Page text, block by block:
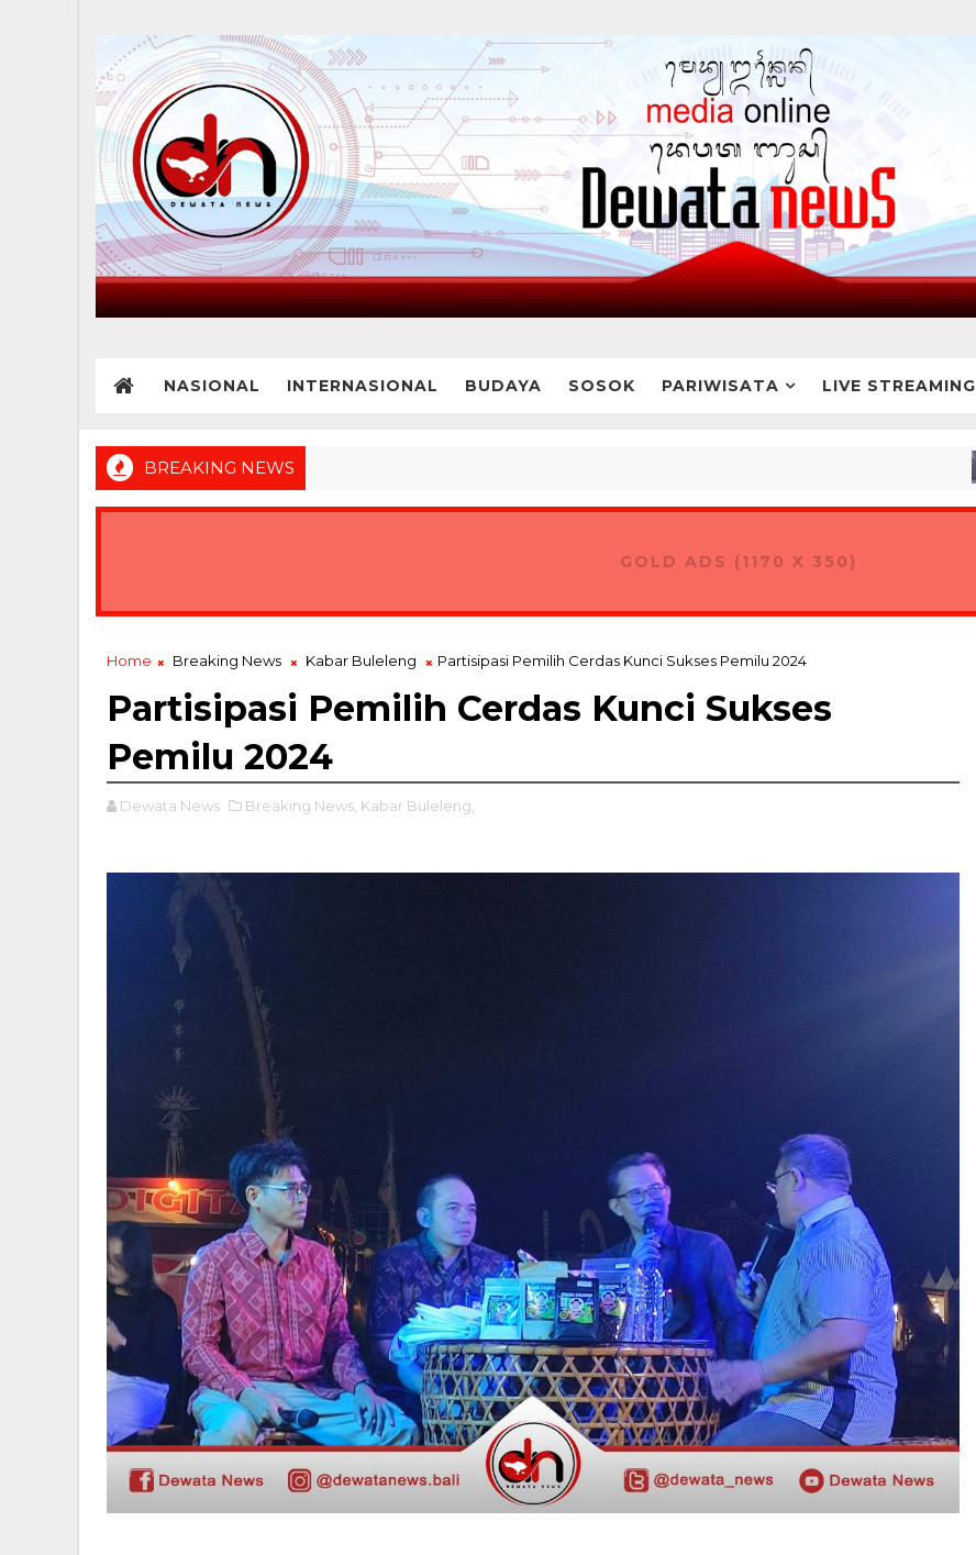
NASIONAL INTERNASIONAL BUDAYA SOSOK PARIWISATA LIVE STREAMING
BREAKING NEWS
GOLD ADS (1170 X 350)
Home Breaking News Kabar Buleleng Partisipasi Pemilih Cerdas Kunci Sukses Pemilu 2024
Partisipasi Pemilih Cerdas Kunci Sukses
Pemilu 2024
Dewata News Breaking News, Kabar Buleleng,